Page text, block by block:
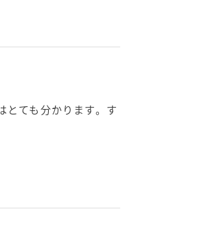
とても分かります。す